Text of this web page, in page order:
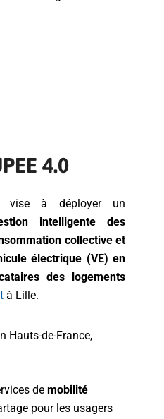
4.0
vise à déployer un
intelligente des
collective et
électrique (VE) en
des logements
à Lille.
Hauts-de-France,
de mobilité
pour les usagers